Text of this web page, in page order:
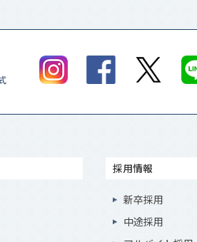
採用情報
新卒採用
中途採用